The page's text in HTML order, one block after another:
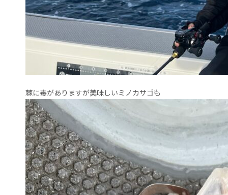
棘に毒がありますが美味しいミノカサゴも